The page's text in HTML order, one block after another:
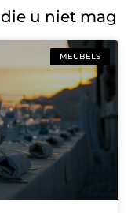
die u niet mag
MEUBELS